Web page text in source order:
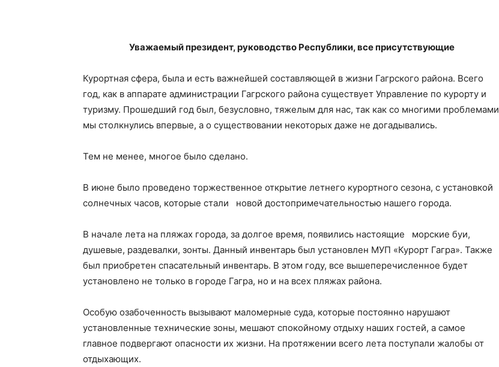
Уважаемый президент, руководство Республики, все присутствующие
Курортная сфера, была и есть важнейшей составляющей в жизни Гагрского района. Всего
год, как в аппарате администрации Гагрского района существует Управление по курорту и
туризму. Прошедший год был, безусловно, тяжелым для нас, так как со многими проблемами
мы столкнулись впервые, а о существовании некоторых даже не догадывались.
Тем не менее, многое было сделано.
В июне было проведено торжественное открытие летнего курортного сезона, с установкой
солнечных часов, которые стали новой достопримечательностью нашего города.
В начале лета на пляжах города, за долгое время, появились настоящие морские буи,
душевые, раздевалки, зонты. Данный инвентарь был установлен МУП «Курорт Гагра». Также
был приобретен спасательный инвентарь. В этом году, все вышеперечисленное будет
установлено не только в городе Гагра, но и на всех пляжах района.
Особую озабоченность вызывают маломерные суда, которые постоянно нарушают
установленные технические зоны, мешают спокойному отдыху наших гостей, а самое
главное подвергают опасности их жизни. На протяжении всего лета поступали жалобы от
отдыхающих.